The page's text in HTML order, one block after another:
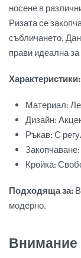
носене в
Ризата се
събличането.
прави идеална
Характеристики:
Материал:
Дизайн:
Ръкав: С
Кройка:
Подходяща за:
модерно.
Внимание